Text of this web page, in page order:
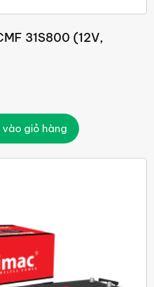
31S800 (12V,
vào giỏ hàng